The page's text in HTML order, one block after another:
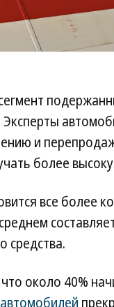
и
более
все более
средства.
около 40%